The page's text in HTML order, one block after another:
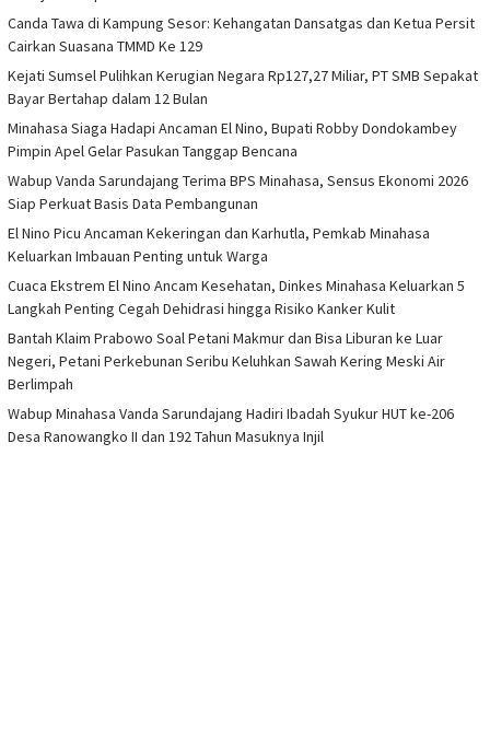
Canda Tawa di Kampung Sesor: Kehangatan Dansatgas dan Ketua Persit
Cairkan Suasana TMMD Ke 129
Kejati Sumsel Pulihkan Kerugian Negara Rp127,27 Miliar, PT SMB Sepakat
Bayar Bertahap dalam 12 Bulan
Minahasa Siaga Hadapi Ancaman El Nino, Bupati Robby Dondokambey
Pimpin Apel Gelar Pasukan Tanggap Bencana
Wabup Vanda Sarundajang Terima BPS Minahasa, Sensus Ekonomi 2026
Siap Perkuat Basis Data Pembangunan
El Nino Picu Ancaman Kekeringan dan Karhutla, Pemkab Minahasa
Keluarkan Imbauan Penting untuk Warga
Cuaca Ekstrem El Nino Ancam Kesehatan, Dinkes Minahasa Keluarkan 5
Langkah Penting Cegah Dehidrasi hingga Risiko Kanker Kulit
Bantah Klaim Prabowo Soal Petani Makmur dan Bisa Liburan ke Luar
Negeri, Petani Perkebunan Seribu Keluhkan Sawah Kering Meski Air
Berlimpah
Wabup Minahasa Vanda Sarundajang Hadiri Ibadah Syukur HUT ke-206
Desa Ranowangko II dan 192 Tahun Masuknya Injil